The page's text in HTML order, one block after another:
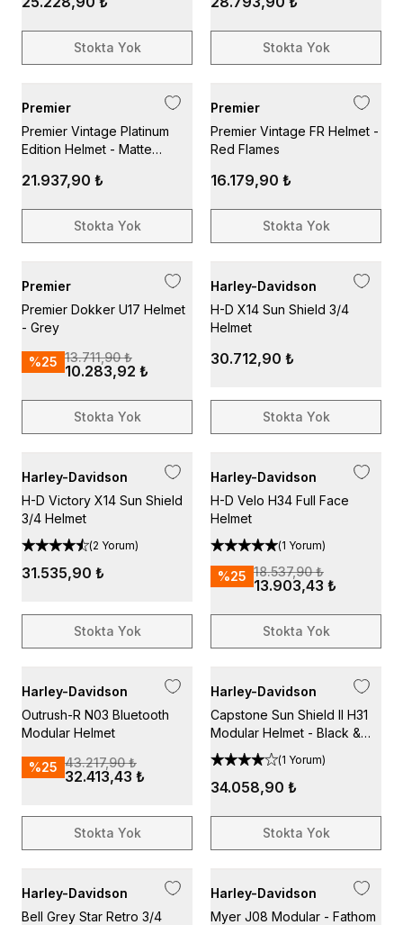
Stokta Yok Stokta Yok
Premier
Premier Vintage Platinum
Edition Helmet - Matte
21.937,90 ₺
Stokta Yok
Premier
Premier Vintage FR Helmet -
Red Flames
16.179,90 ₺
Stokta Yok
Premier
Premier Dokker U17 Helmet
- Grey
%25 13.711,90 ₺
10.283,92 ₺
Stokta Yok
Harley-Davidson
H-D X14 Sun Shield 3/4
Helmet
30.712,90 ₺
Stokta Yok
Harley-Davidson
H-D Victory X14 Sun Shield
3/4 Helmet
(2 Yorum)
31.535,90 ₺
Stokta Yok
Harley-Davidson
H-D Velo H34 Full Face
Helmet
(1 Yorum)
%25 18.537,90 ₺
13.903,43 ₺
Stokta Yok
Harley-Davidson
Outrush-R N03 Bluetooth
Modular Helmet
%25 43.217,90 ₺
32.413,43 ₺
Stokta Yok
Harley-Davidson
Capstone Sun Shield II H31
Modular Helmet - Black &
Orange
(1 Yorum)
34.058,90 ₺
Stokta Yok
Harley-Davidson
Bell Grey Star Retro 3/4
Harley-Davidson
Myer J08 Modular - Fathom